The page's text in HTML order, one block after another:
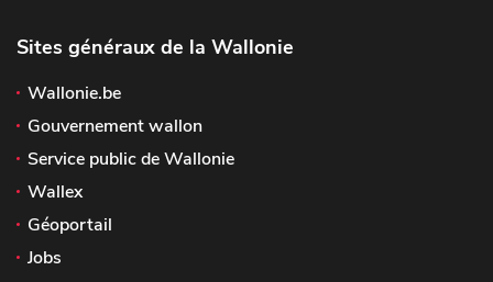
Sites généraux de la Wallonie
Wallonie.be
Gouvernement wallon
Service public de Wallonie
Wallex
Géoportail
Jobs